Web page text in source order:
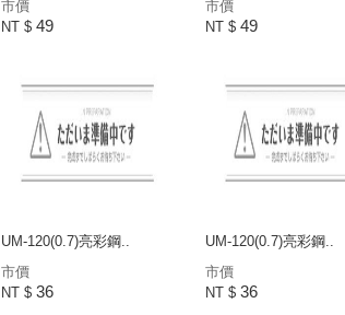
市價
NT $ 49
市價
NT $ 49
UM-120(0.7)亮彩鋼..
市價
NT $ 36
UM-120(0.7)亮彩鋼..
市價
NT $ 36